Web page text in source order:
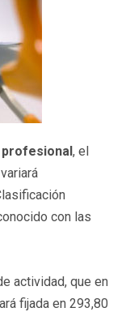
, el
con las
actividad, que en
fijada en 293,80